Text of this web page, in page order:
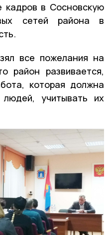
кадров в Сосновскую
сетей района в
все пожелания на
район развивается,
которая должна
учитывать их